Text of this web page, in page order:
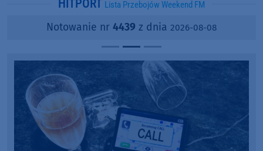
HITPORT Lista Przebojów Weekend FM
Notowanie nr 4439 z dnia 2026-08-08